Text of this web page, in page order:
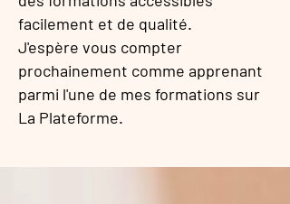
facilement et de qualité.
J'espère vous compter
prochainement comme apprenant
parmi l'une de mes formations sur
La Plateforme.